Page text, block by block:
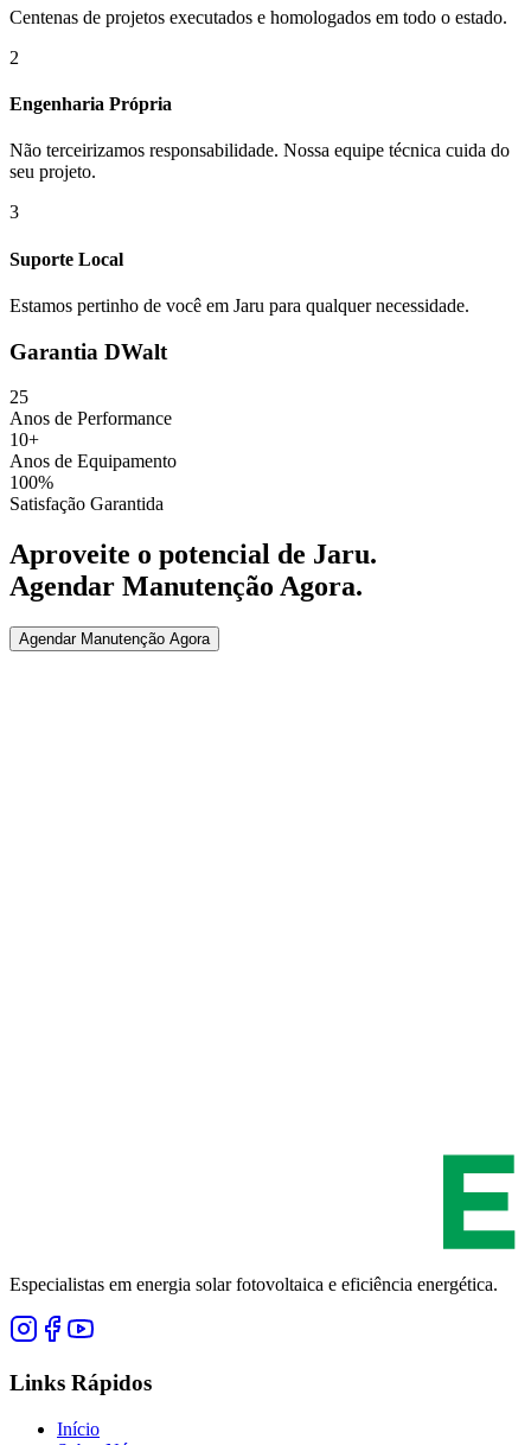
Centenas de projetos executados e homologados em todo o estado.
2
Engenharia Própria
Não terceirizamos responsabilidade. Nossa equipe técnica cuida do
seu projeto.
3
Suporte Local
Estamos pertinho de você em Jaru para qualquer necessidade.
Garantia DWalt
25
Anos de Performance
10+
Anos de Equipamento
100%
Satisfação Garantida
Aproveite o potencial de Jaru.
Agendar Manutenção Agora.
Agendar Manutenção Agora
Especialistas em energia solar fotovoltaica e eficiência energética.
Links Rápidos
Início